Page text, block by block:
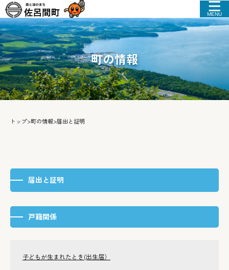
MENU
町の情報
トップ>町の情報>届出と証明
届出と証明
戸籍関係
子どもが生まれたとき(出生届）